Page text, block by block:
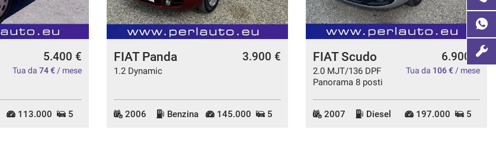
5.400 €
Tua da 74 € / mese
113.000 5
FIAT Panda
1.2 Dynamic
3.900 €
2006 Benzina 145.000 5
FIAT Scudo
2.0 MJT/136 DPF
Panorama 8 posti
6.900 €
Tua da 106 € / mese
2007 Diesel 197.000 5